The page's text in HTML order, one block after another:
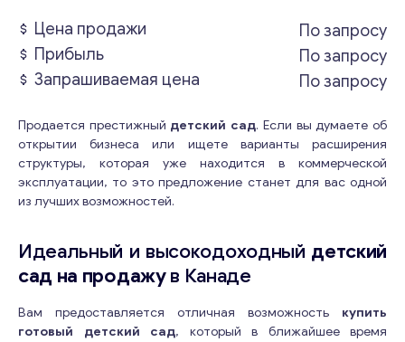
Цена продажи
По запросу
Прибыль
По запросу
Запрашиваемая цена
По запросу
Продается престижный детский сад. Если вы думаете об
открытии бизнеса или ищете варианты расширения
структуры, которая уже находится в коммерческой
эксплуатации, то это предложение станет для вас одной
из лучших возможностей.
Идеальный и высокодоходный детский
сад на продажув Канаде
Вам предоставляется отличная возможность купить
готовый детский сад, который в ближайшее время